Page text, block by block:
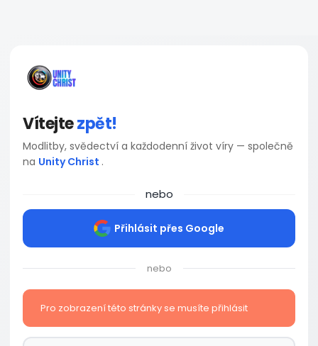
Vítejtezpět!
Modlitby, svědectví a každodenní život víry — společně
na Unity Christ .
nebo
Přihlásit přes Google
nebo
Pro zobrazení této stránky se musíte přihlásit